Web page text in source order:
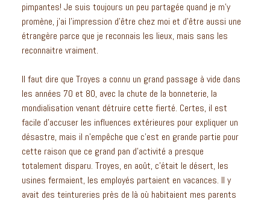
pimpantes! Je suis toujours un peu partagée quand je m’y
promène, j’ai l’impression d’être chez moi et d’être aussi une
étrangère parce que je reconnais les lieux, mais sans les
reconnaitre vraiment.
Il faut dire que Troyes a connu un grand passage à vide dans
les années 70 et 80, avec la chute de la bonneterie, la
mondialisation venant détruire cette fierté. Certes, il est
facile d’accuser les influences extérieures pour expliquer un
désastre, mais il n’empêche que c’est en grande partie pour
cette raison que ce grand pan d’activité a presque
totalement disparu. Troyes, en août, c’était le désert, les
usines fermaient, les employés partaient en vacances. Il y
avait des teintureries près de là où habitaient mes parents